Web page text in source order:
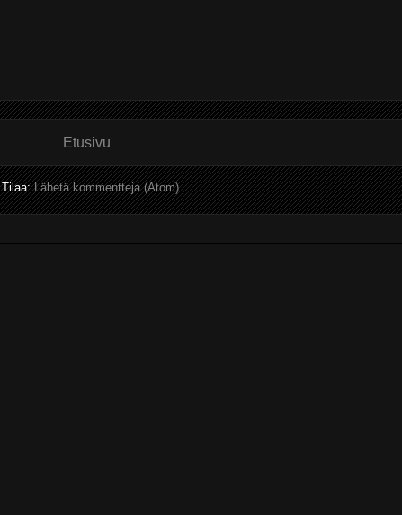
Etusivu
Tilaa:Lähetä kommentteja (Atom)